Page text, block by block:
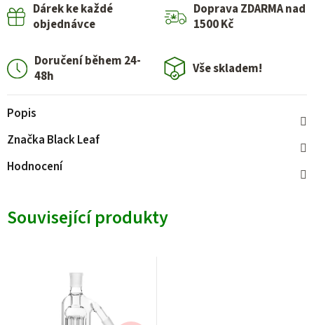
Dárek ke každé
objednávce
Doprava ZDARMA nad
1500 Kč
Doručení během 24-
48h
Vše skladem!
Popis
Značka Black Leaf
Hodnocení
Související produkty